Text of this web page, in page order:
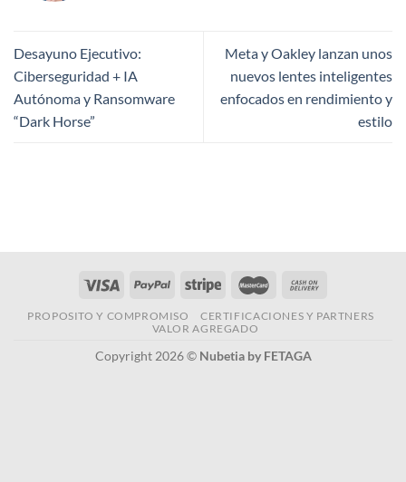
Desayuno Ejecutivo:
Ciberseguridad + IA
Autónoma y Ransomware
“Dark Horse”
Meta y Oakley lanzan unos
nuevos lentes inteligentes
enfocados en rendimiento y
estilo
PROPOSITO Y COMPROMISO
CERTIFICACIONES Y PARTNERS
VALOR AGREGADO
Copyright 2026 © Nubetia by FETAGA